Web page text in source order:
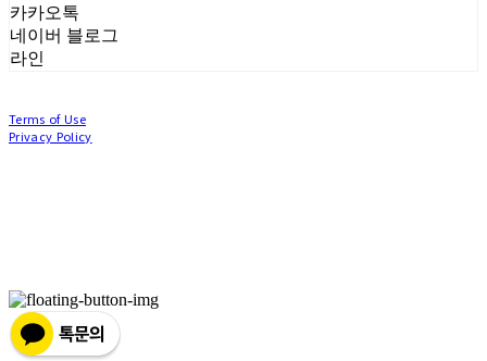
카카오톡
네이버 블로그
라인
Terms of Use
Privacy Policy